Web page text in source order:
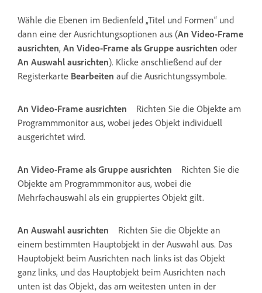
Wähle die Ebenen im Bedienfeld „Titel und Formen“ und
dann eine der Ausrichtungsoptionen aus (An Video-Frame
ausrichten, An Video-Frame als Gruppe ausrichten oder
An Auswahl ausrichten). Klicke anschließend auf der
Registerkarte Bearbeiten auf die Ausrichtungssymbole.
An Video-Frame ausrichten
Richten Sie die Objekte am
Programmmonitor aus, wobei jedes Objekt individuell
ausgerichtet wird.
An Video-Frame als Gruppe ausrichten
Richten Sie die
Objekte am Programmmonitor aus, wobei die
Mehrfachauswahl als ein gruppiertes Objekt gilt.
An Auswahl ausrichten
Richten Sie die Objekte an
einem bestimmten Hauptobjekt in der Auswahl aus. Das
Hauptobjekt beim Ausrichten nach links ist das Objekt
ganz links, und das Hauptobjekt beim Ausrichten nach
unten ist das Objekt, das am weitesten unten in der